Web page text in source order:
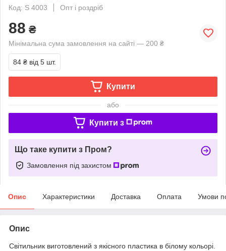
Код: S 4003
Опт і роздріб
88 ₴
Мінімальна сума замовлення на сайті — 200 ₴
84 ₴ від 5 шт.
Купити
або
Купити з
Що таке купити з Пром?
Замовлення під захистом
Опис Характеристики Доставка Оплата Умови
Опис
Світильник виготовлений з якісного пластика в білому кольорі.